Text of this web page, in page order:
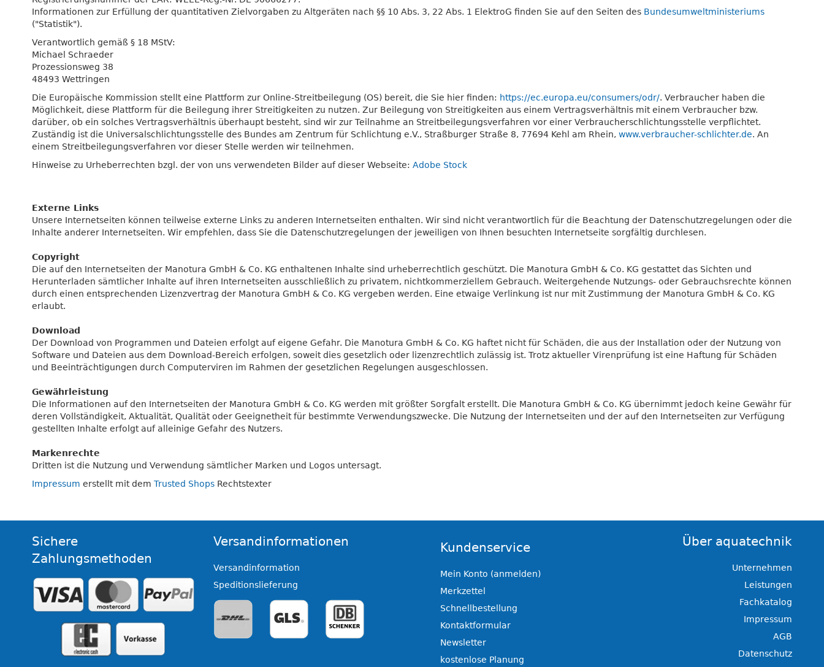
Informationen zur Erfüllung der quantitativen Zielvorgaben zu Altgeräten nach §§ 10 Abs. 3, 22 Abs. 1 ElektroG finden Sie auf den Seiten des Bundesumweltministeriums
("Statistik").
Verantwortlich gemäß § 18 MStV:
Michael Schraeder
Prozessionsweg 38
48493 Wettringen
Die Europäische Kommission stellt eine Plattform zur Online-Streitbeilegung (OS) bereit, die Sie hier finden: https://ec.europa.eu/consumers/odr/. Verbraucher haben die
Möglichkeit, diese Plattform für die Beilegung ihrer Streitigkeiten zu nutzen. Zur Beilegung von Streitigkeiten aus einem Vertragsverhältnis mit einem Verbraucher bzw.
darüber, ob ein solches Vertragsverhältnis überhaupt besteht, sind wir zur Teilnahme an Streitbeilegungsverfahren vor einer Verbraucherschlichtungsstelle verpflichtet.
Zuständig ist die Universalschlichtungsstelle des Bundes am Zentrum für Schlichtung e.V., Straßburger Straße 8, 77694 Kehl am Rhein, www.verbraucher-schlichter.de. An
einem Streitbeilegungsverfahren vor dieser Stelle werden wir teilnehmen.
Hinweise zu Urheberrechten bzgl. der von uns verwendeten Bilder auf dieser Webseite: Adobe Stock
Externe Links
Unsere Internetseiten können teilweise externe Links zu anderen Internetseiten enthalten. Wir sind nicht verantwortlich für die Beachtung der Datenschutzregelungen oder die
Inhalte anderer Internetseiten. Wir empfehlen, dass Sie die Datenschutzregelungen der jeweiligen von Ihnen besuchten Internetseite sorgfältig durchlesen.
Copyright
Die auf den Internetseiten der Manotura GmbH & Co. KG enthaltenen Inhalte sind urheberrechtlich geschützt. Die Manotura GmbH & Co. KG gestattet das Sichten und
Herunterladen sämtlicher Inhalte auf ihren Internetseiten ausschließlich zu privatem, nichtkommerziellem Gebrauch. Weitergehende Nutzungs- oder Gebrauchsrechte können
durch einen entsprechenden Lizenzvertrag der Manotura GmbH & Co. KG vergeben werden. Eine etwaige Verlinkung ist nur mit Zustimmung der Manotura GmbH & Co. KG
erlaubt.
Download
Der Download von Programmen und Dateien erfolgt auf eigene Gefahr. Die Manotura GmbH & Co. KG haftet nicht für Schäden, die aus der Installation oder der Nutzung von
Software und Dateien aus dem Download-Bereich erfolgen, soweit dies gesetzlich oder lizenzrechtlich zulässig ist. Trotz aktueller Virenprüfung ist eine Haftung für Schäden
und Beeinträchtigungen durch Computerviren im Rahmen der gesetzlichen Regelungen ausgeschlossen.
Gewährleistung
Die Informationen auf den Internetseiten der Manotura GmbH & Co. KG werden mit größter Sorgfalt erstellt. Die Manotura GmbH & Co. KG übernimmt jedoch keine Gewähr für
deren Vollständigkeit, Aktualität, Qualität oder Geeignetheit für bestimmte Verwendungszwecke. Die Nutzung der Internetseiten und der auf den Internetseiten zur Verfügung
gestellten Inhalte erfolgt auf alleinige Gefahr des Nutzers.
Markenrechte
Dritten ist die Nutzung und Verwendung sämtlicher Marken und Logos untersagt.
Impressum erstellt mit dem Trusted Shops Rechtstexter
Sichere
Zahlungsmethoden
Versandinformationen
Versandinformation
Speditionslieferung
Kundenservice
Mein Konto (anmelden)
Merkzettel
Schnellbestellung
Kontaktformular
Newsletter
kostenlose Planung
Über aquatechnik
Unternehmen
Leistungen
Fachkatalog
Impressum
AGB
Datenschutz